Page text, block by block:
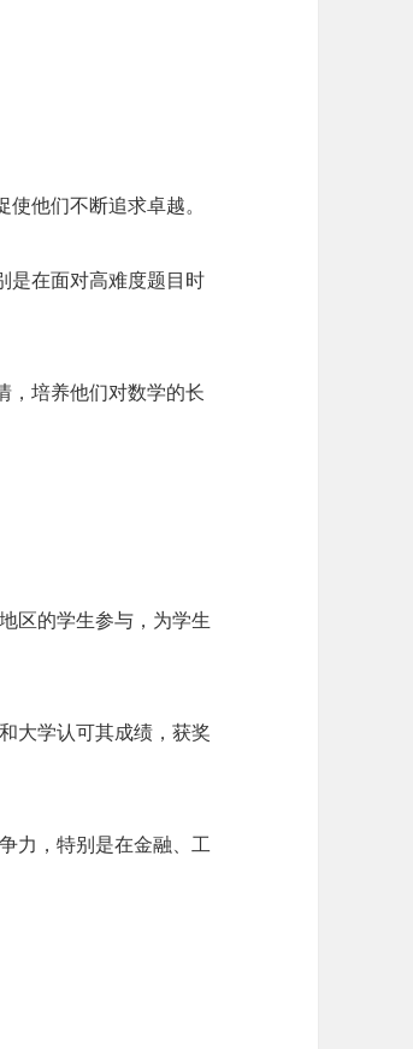
他们不断追求卓越。
是在面对高难度题目时
，培养他们对数学的长
区的学生参与，为学生
大学认可其成绩，获奖
力，特别是在金融、工